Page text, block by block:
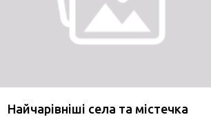
Найчарівніші села та містечка